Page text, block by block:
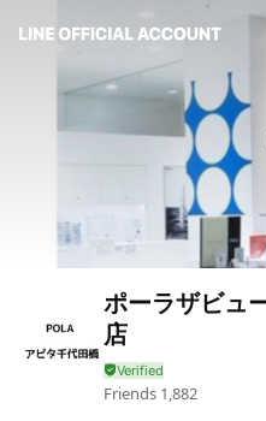
ポーラザビュ
店
Friends 1,882